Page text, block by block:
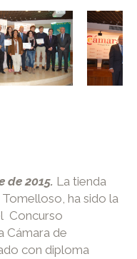
de 2015. La tienda
Tomelloso, ha sido la
Concurso
Cámara de
con diploma